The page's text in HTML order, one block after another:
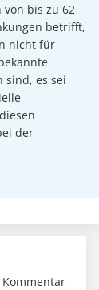
von bis zu 62
betrifft,
nicht für
sind, es sei
der